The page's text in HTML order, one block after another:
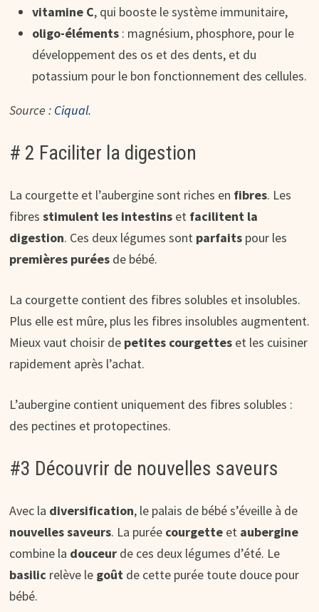
vitamine C, qui booste le système immunitaire,
oligo-éléments: magnésium, phosphore, pour le
développement des os et des dents, et du
potassium pour le bon fonctionnement des cellules.
Source : Ciqual.
# 2 Faciliter la digestion
La courgette et l’aubergine sont riches en fibres. Les
fibres stimulent les intestinset facilitent la
digestion. Ces deux légumes sont parfaits pour les
premières puréesde bébé.
La courgette contient des fibres solubles et insolubles.
Plus elle est mûre, plus les fibres insolubles augmentent.
Mieux vaut choisir de petites courgetteset les cuisiner
rapidement après l’achat.
L’aubergine contient uniquement des fibres solubles :
des pectines et protopectines.
#3 Découvrir de nouvelles saveurs
Avec la diversification, le palais de bébé s’éveille à de
nouvellessaveurs. La purée courgette et aubergine
combine la douceur de ces deux légumes d’été. Le
basilic relève le goût de cette purée toute douce pour
bébé.